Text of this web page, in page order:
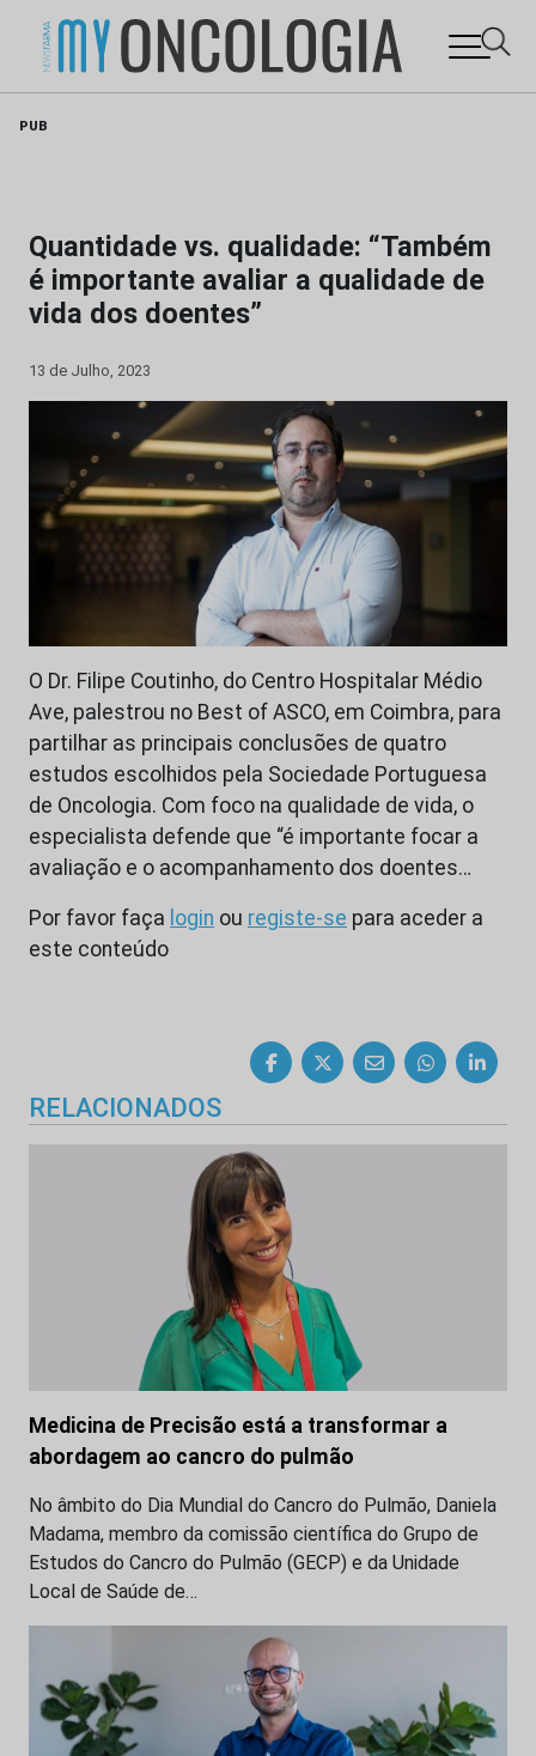
PUB
Quantidade vs. qualidade: “Também
é importante avaliar a qualidade de
vida dos doentes”
13 de Julho, 2023
O Dr. Filipe Coutinho, do Centro Hospitalar Médio
Ave, palestrou no Best of ASCO, em Coimbra, para
partilhar as principais conclusões de quatro
estudos escolhidos pela Sociedade Portuguesa
de Oncologia. Com foco na qualidade de vida, o
especialista defende que “é importante focar a
avaliação e o acompanhamento dos doentes…
Por favor faça login ou registe-se para aceder a
este conteúdo
RELACIONADOS
Medicina de Precisão está a transformar a
abordagem ao cancro do pulmão
No âmbito do Dia Mundial do Cancro do Pulmão, Daniela
Madama, membro da comissão científica do Grupo de
Estudos do Cancro do Pulmão (GECP) e da Unidade
Local de Saúde de…